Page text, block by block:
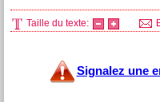
Taille du texte:
Signalez une